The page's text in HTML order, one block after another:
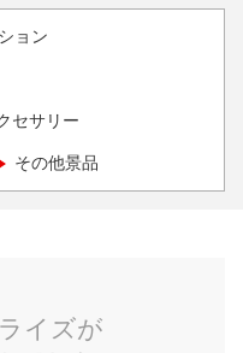
ョン
セサリー
その他景品